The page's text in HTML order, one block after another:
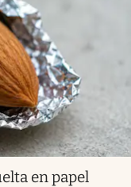
en papel